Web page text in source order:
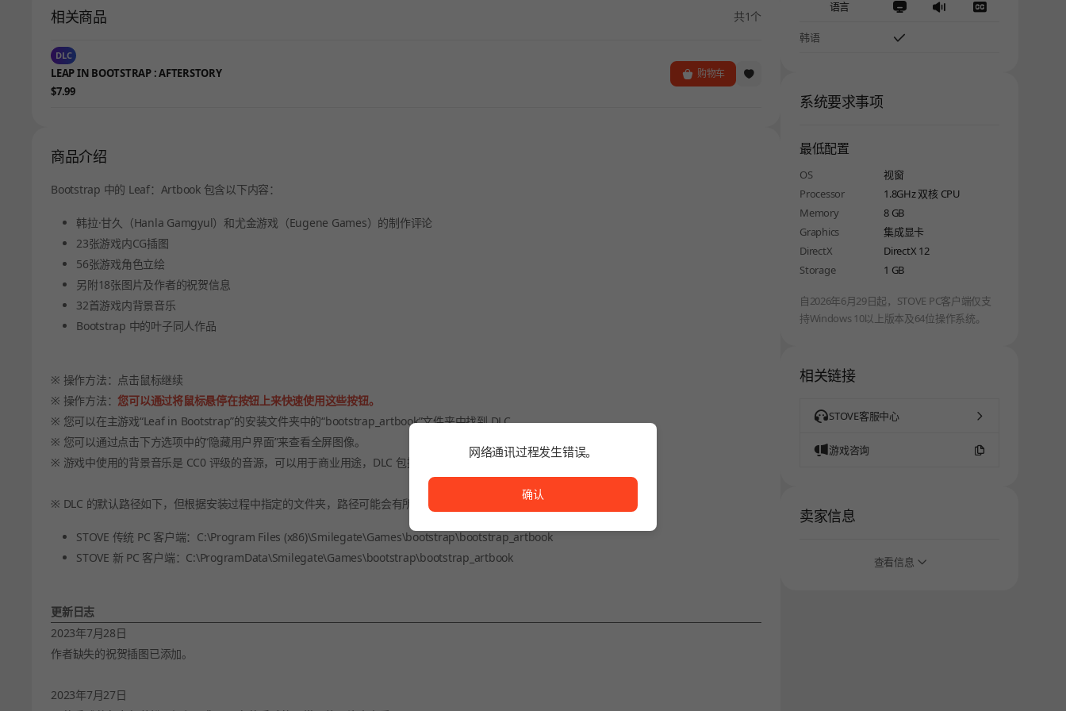
相关商品 共1个
DLC
LEAP IN BOOTSTRAP : AFTERSTORY
$7.99
购物车
商品介绍
Bootstrap 中的 Leaf：Artbook 包含以下内容：
韩拉·甘久（Hanla Gamgyul）和尤金游戏（Eugene Games）的制作评论
23张游戏内CG插图
56张游戏角色立绘
另附18张图片及作者的祝贺信息
32首游戏内背景音乐
Bootstrap 中的叶子同人作品
※ 操作方法：点击鼠标继续
※ 操作方法：您可以通过将鼠标悬停在按钮上来快速使用这些按钮。
※ 您可以在主游戏“Leaf in Bootstrap”的安装文件夹中的“bootstrap_artbook”文件夹中找到 DLC。
※ 您可以通过点击下方选项中的“隐藏用户界面”来查看全屏图像。
※ 游戏中使用的背景音乐是 CC0 评级的音源，可以用于商业用途，DLC 包括作曲家的昵称和歌曲标题。
※ DLC 的默认路径如下，但根据安装过程中指定的文件夹，路径可能会有所不同。
STOVE 传统 PC 客户端：C:\Program Files (x86)\Smilegate\Games\bootstrap\bootstrap_artbook
STOVE 新 PC 客户端：C:\ProgramData\Smilegate\Games\bootstrap\bootstrap_artbook
更新日志
2023年7月28日
作者缺失的祝贺插图已添加。
2023年7月27日
语言
韩语
系统要求事项
最低配置
OS
视窗
Processor
1.8GHz 双核 CPU
Memory
8 GB
Graphics
集成显卡
DirectX
DirectX 12
Storage
1 GB
自2026年6月29日起，STOVE PC客户端仅支
持Windows 10以上版本及64位操作系统。
相关链接
STOVE客服中心
游戏咨询
卖家信息
查看信息
网络通讯过程发生错误。
确认